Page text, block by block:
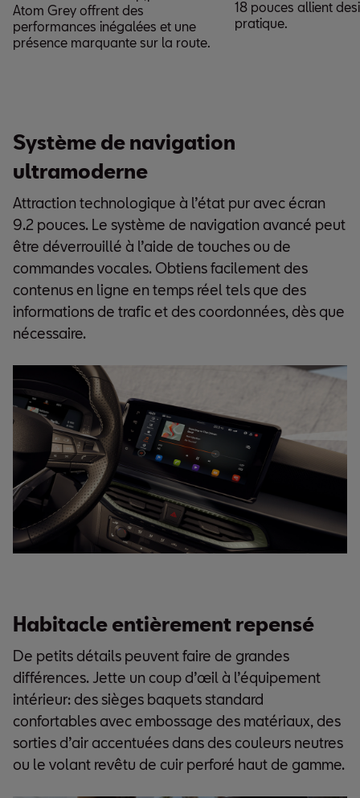
Atom Grey offrent des
performances inégalées et une
présence marquante sur la route.
18 pouces allient
pratique.
Système de navigation
ultramoderne
Attraction technologique à l’état pur avec écran
9.2 pouces. Le système de navigation avancé peut
être déverrouillé à l’aide de touches ou de
commandes vocales. Obtiens facilement des
contenus en ligne en temps réel tels que des
informations de trafic et des coordonnées, dès que
nécessaire.
Habitacle entièrement repensé
De petits détails peuvent faire de grandes
différences. Jette un coup d’œil à l’équipement
intérieur: des sièges baquets standard
confortables avec embossage des matériaux, des
sorties d’air accentuées dans des couleurs neutres
ou le volant revêtu de cuir perforé haut de gamme.